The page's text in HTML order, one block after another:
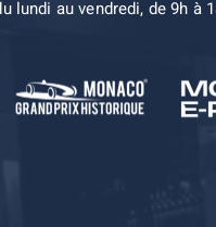
lundi au vendredi, de 9h